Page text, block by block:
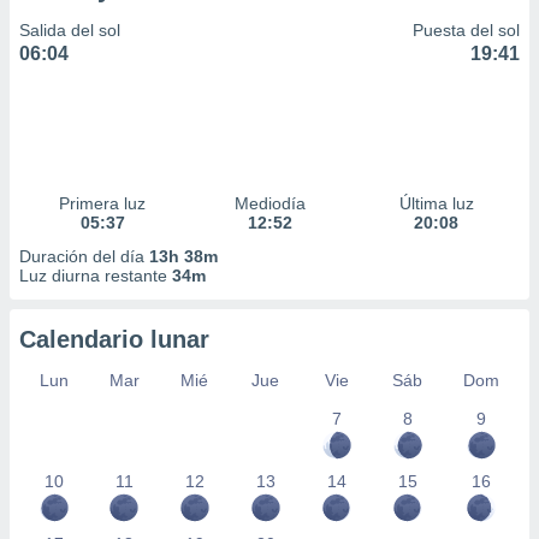
Salida del sol
06:04
Puesta del sol
19:41
Primera luz
05:37
Mediodía
12:52
Última luz
20:08
Duración del día 13h 38m
Luz diurna restante 34m
Calendario lunar
Lun Mar Mié Jue Vie Sáb
Dom
7
8 9
10 11 12 13 14 15 16